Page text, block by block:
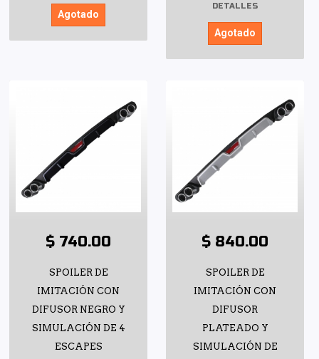
Agotado
DETALLES
Agotado
$ 740.00
SPOILER DE
IMITACIÓN CON
DIFUSOR NEGRO Y
SIMULACIÓN DE 4
ESCAPES
$ 840.00
SPOILER DE
IMITACIÓN CON
DIFUSOR
PLATEADO Y
SIMULACIÓN DE